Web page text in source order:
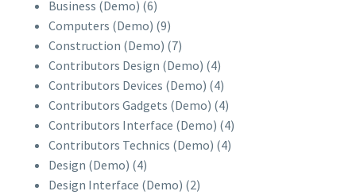
Business (Demo) (6)
Computers (Demo) (9)
Construction (Demo) (7)
Contributors Design (Demo) (4)
Contributors Devices (Demo) (4)
Contributors Gadgets (Demo) (4)
Contributors Interface (Demo) (4)
Contributors Technics (Demo) (4)
Design (Demo) (4)
Design Interface (Demo) (2)